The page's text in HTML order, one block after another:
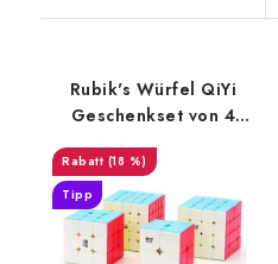
Rubik's Würfel QiYi
Geschenkset von 4
(18 %)
Tipp